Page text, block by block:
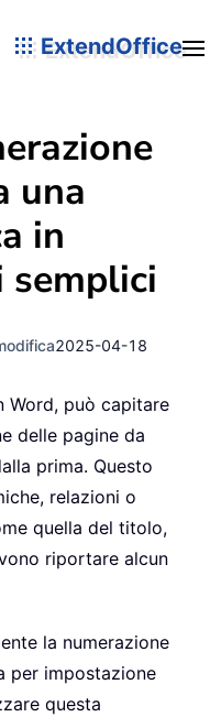
ExtendOffice
una
in
semplici
2025-04-18
Word, può capitare
delle pagine da
prima. Questo
relazioni o
quella del titolo,
riportare alcun
la numerazione
per impostazione
questa